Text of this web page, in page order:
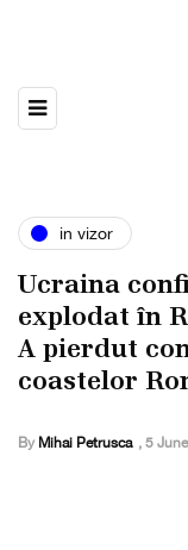
in vizor
Ucraina
explodat în
A pierdut
coastelor
By Mihai Petrusca , 5